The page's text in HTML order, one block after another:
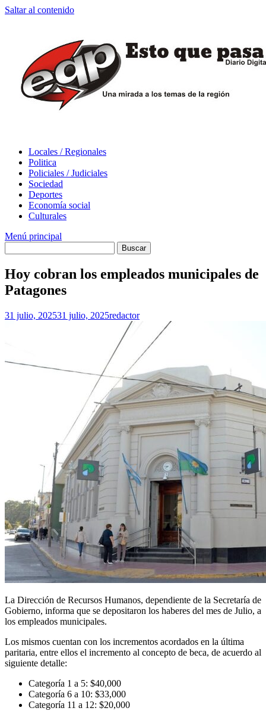
Saltar al contenido
Locales / Regionales
Politica
Policiales / Judiciales
Sociedad
Deportes
Economía social
Culturales
Menú principal
Hoy cobran los empleados municipales de
Patagones
31 julio, 202531 julio, 2025redactor
La Dirección de Recursos Humanos, dependiente de la Secretaría de
Gobierno, informa que se depositaron los haberes del mes de Julio, a
los empleados municipales.
Los mismos cuentan con los incrementos acordados en la última
paritaria, entre ellos el incremento al concepto de beca, de acuerdo al
siguiente detalle:
Categoría 1 a 5: $40,000
Categoría 6 a 10: $33,000
Categoría 11 a 12: $20,000